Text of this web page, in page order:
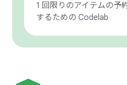
1 回限りのアイテムの予
するための Codelab